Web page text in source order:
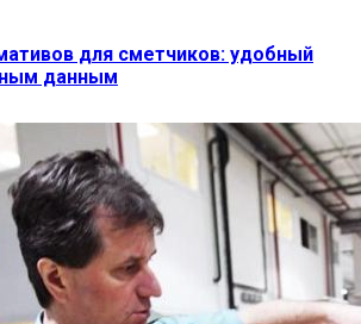
для сметчиков: удобный
данным